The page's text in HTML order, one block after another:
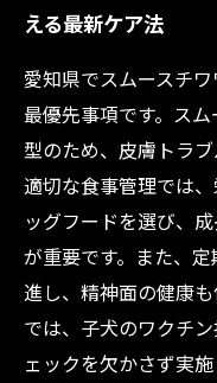
える最新ケア法
愛知県でスムースチ
最優先事項です。ス
型のため、皮膚トラブ
適切な食事管理では
ッグフードを選び、
が重要です。また、
進し、精神面の健康
では、子犬のワクチ
ェックを欠かさず実